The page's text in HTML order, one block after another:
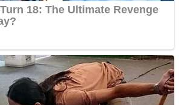
Aplică acum pentru toate
tipurile de împrumuturi
și obține bani urgent!